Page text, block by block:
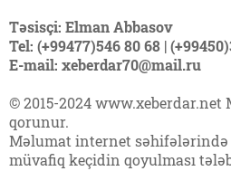
Təsisçi: Elman Abbasov
Tel: (+99477)546 80 68 |
E-mail: xeberdar70@mail.ru
© 2015-2024 www.xeberdar.net
qorunur.
Məlumat internet
müvafiq keçidin qoyulması